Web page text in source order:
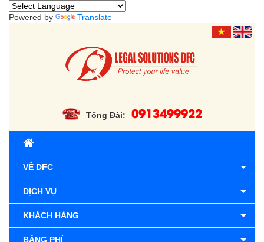
Powered by Translate
Tổng Đài: 0913499922
VỀ DFC
DỊCH VỤ
KHÁCH HÀNG
BẢNG PHÍ